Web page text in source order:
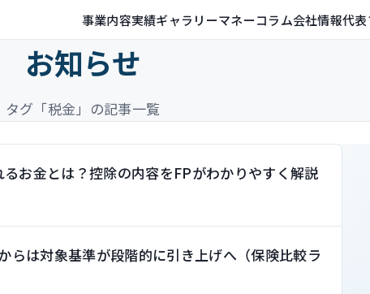
事業内容実績ギャラリーマネーコラム会社情報代
お知らせ
タグ「税金」の記事一覧
るお金とは？控除の内容をFPがわかりやすく解説
は対象基準が段階的に引き上げへ（保険比較ラ